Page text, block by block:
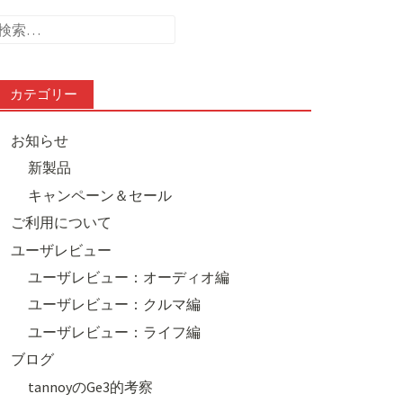
カテゴリー
お知らせ
新製品
キャンペーン＆セール
ご利用について
ユーザレビュー
ユーザレビュー：オーディオ編
ユーザレビュー：クルマ編
ユーザレビュー：ライフ編
ブログ
tannoyのGe3的考察